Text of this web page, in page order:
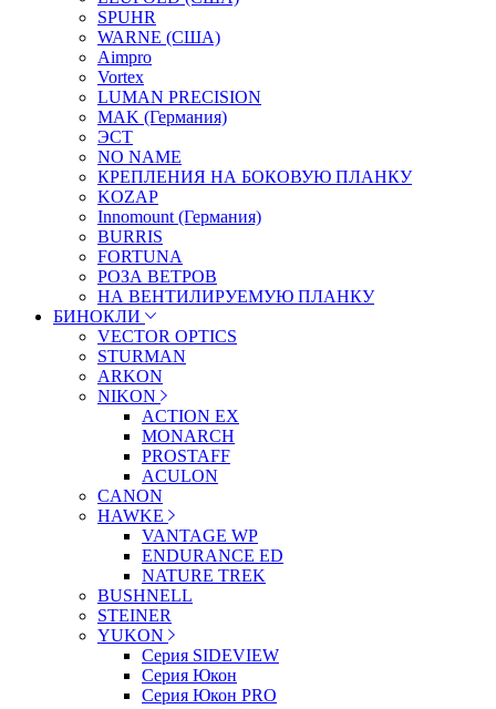
SPUHR
WARNE (США)
Aimpro
Vortex
LUMAN PRECISION
MAK (Германия)
ЭСТ
NO NAME
КРЕПЛЕНИЯ НА БОКОВУЮ ПЛАНКУ
KOZAP
Innomount (Германия)
BURRIS
FORTUNA
РОЗА ВЕТРОВ
НА ВЕНТИЛИРУЕМУЮ ПЛАНКУ
БИНОКЛИ
VECTOR OPTICS
STURMAN
ARKON
NIKON
ACTION EX
MONARCH
PROSTAFF
ACULON
CANON
HAWKE
VANTAGE WP
ENDURANCE ED
NATURE TREK
BUSHNELL
STEINER
YUKON
Серия SIDEVIEW
Серия Юкон
Серия Юкон PRO